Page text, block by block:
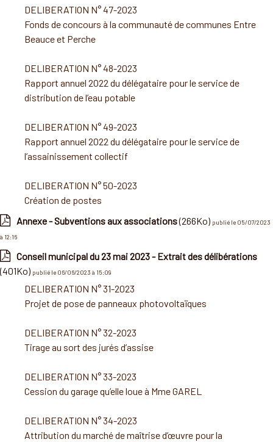
DELIBERATION N° 47-2023
Fonds de concours à la communauté de communes Entre
Beauce et Perche
DELIBERATION N° 48-2023
Rapport annuel 2022 du délégataire pour le service de
distribution de l’eau potable
DELIBERATION N° 49-2023
Rapport annuel 2022 du délégataire pour le service de
l’assainissement collectif
DELIBERATION N° 50-2023
Création de postes
Annexe - Subventions aux associations(266Ko) publié le 05/07/2023
à 12:16
Conseil municipal du 23 mai 2023 - Extrait des délibérations
(401Ko) publié le 06/06/2023 à 15:09
DELIBERATION N° 31-2023
Projet de pose de panneaux photovoltaïques
DELIBERATION N° 32-2023
Tirage au sort des jurés d’assise
DELIBERATION N° 33-2023
Cession du garage qu’elle loue à Mme GAREL
DELIBERATION N° 34-2023
Attribution du marché de maîtrise d’œuvre pour la